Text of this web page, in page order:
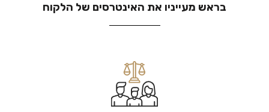
בראש מעייניו את האינטרסים של הלקוח